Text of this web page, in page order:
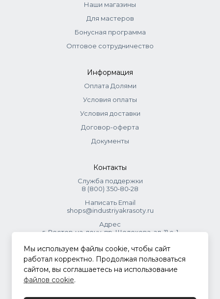
Наши магазины
Для мастеров
Бонусная программа
Оптовое сотрудничество
Информация
Оплата Долями
Условия оплаты
Условия доставки
Договор-оферта
Документы
Контакты
Служба поддержки
8 (800) 350‑80‑28
Написать Email
shops@industriyakrasoty.ru
Адрес
г. Ростов-на-дону, пр. Шолохова, зд. 11 с. 1
© 2026 Индустрия красоты.
.
Мы используем файлы cookie, чтобы сайт
работал корректно. Продолжая пользоваться
сайтом, вы соглашаетесь на использование
файлов cookie.